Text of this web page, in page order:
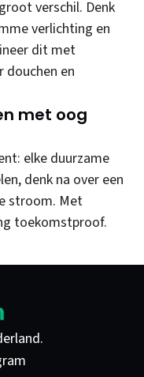
verschil. Denk
verlichting en
dit met
douchen en
met oog
elke duurzame
denk na over een
stroom. Met
toekomstproof.